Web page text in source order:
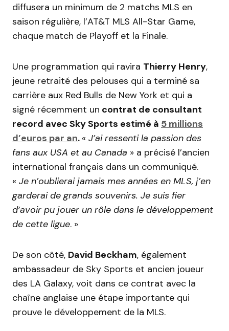
diffusera un minimum de 2 matchs MLS en
saison régulière, l’AT&T MLS All-Star Game,
chaque match de Playoff et la Finale.
Une programmation qui ravira Thierry Henry,
jeune retraité des pelouses qui a terminé sa
carrière aux Red Bulls de New York et qui a
signé récemment un contrat de consultant
record avec Sky Sports estimé à 5 millions
d’euros par an. « J’ai ressenti la passion des
fans aux USA et au Canada » a précisé l’ancien
international français dans un communiqué.
« Je n’oublierai jamais mes années en MLS, j’en
garderai de grands souvenirs. Je suis fier
d’avoir pu jouer un rôle dans le développement
de cette ligue. »
De son côté, David Beckham, également
ambassadeur de Sky Sports et ancien joueur
des LA Galaxy, voit dans ce contrat avec la
chaîne anglaise une étape importante qui
prouve le développement de la MLS.